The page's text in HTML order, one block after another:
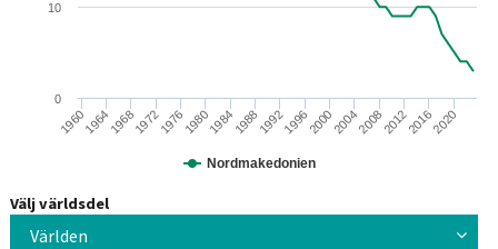
Nordmakedonien
1960196419681972197619801984198819921996200020042008201220162020
0
10
Välj världsdel
Världen